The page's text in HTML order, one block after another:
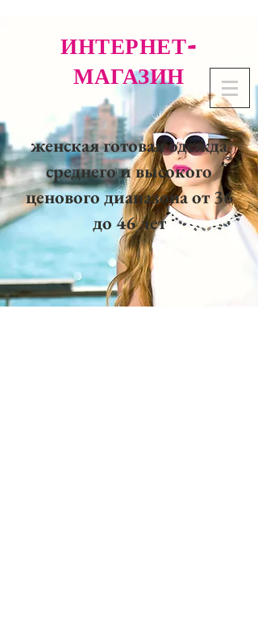
ИНТЕРНЕТ-
МАГАЗИН
женская готовая одежда
среднего и высокого
ценового диапазона от 36
до 46 лет